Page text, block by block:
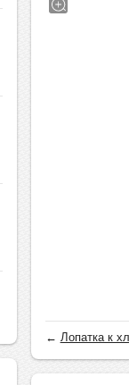
← Лопатка к